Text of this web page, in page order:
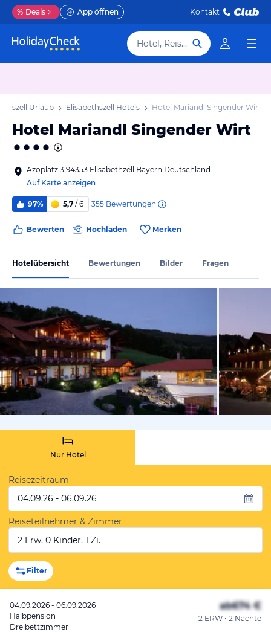
% Deals App öffnen Kontakt
Hotel, Reiseziel
Urlaub Elisabethszell Hotels Hotel Mariandl Singender Wirt
Hotel Mariandl Singender Wirt
Azoplatz 3 94353 Elisabethzell Bayern Deutschland
Auf Karte anzeigen
97% 5,7 / 6 355 Bewertungen
Bewerten Hochladen Merken
Hotelübersicht Bewertungen Bilder Fragen
vom
Nur Hotel
Reisezeitraum
04.09.26 - 06.09.26
Reiseteilnehmer & Zimmer
2 Erw, 0 Kinder, 1 Zi.
Filter
04.09.2026 - 06.09.2026
Halbpension
Dreibettzimmer
ab674 €
2 ERW • 2 Nächte